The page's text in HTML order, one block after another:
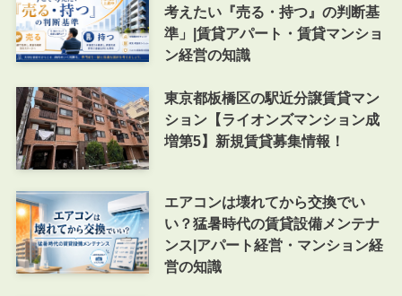
考えたい『売る・持つ』の判断基
準」|賃貸アパート・賃貸マンショ
ン経営の知識
東京都板橋区の駅近分譲賃貸マン
ション【ライオンズマンション成
増第5】新規賃貸募集情報！
エアコンは壊れてから交換でい
い？猛暑時代の賃貸設備メンテナ
ンス|アパート経営・マンション経
営の知識